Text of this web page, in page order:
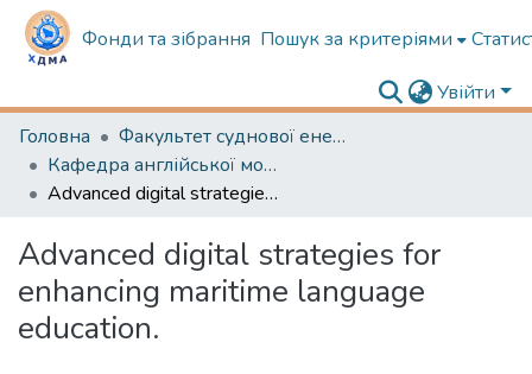
Фонди та зібрання Пошук за критеріями
Увійти
Головна
Факультет суднової енергетики
Кафедра англійської мови в судновій енергетиці
Advanced digital strategies for enhancing maritime language education.
Advanced digital strategies for
enhancing maritime language
education.